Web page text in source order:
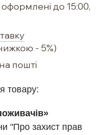
до 15:00,
- 5%)
пошті
товару:
"Про захист прав